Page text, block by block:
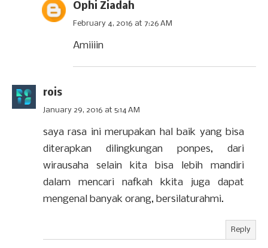
Ophi Ziadah
February 4, 2016 at 7:26 AM
Amiiiin
rois
January 29, 2016 at 5:14 AM
saya rasa ini merupakan hal baik yang bisa
diterapkan dilingkungan ponpes, dari
wirausaha selain kita bisa lebih mandiri
dalam mencari nafkah kkita juga dapat
mengenal banyak orang, bersilaturahmi.
Reply